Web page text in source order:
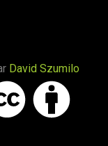
et
David Szumilo